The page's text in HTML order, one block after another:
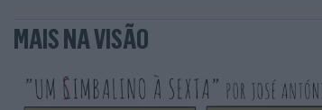
MAIS NA VISÃO